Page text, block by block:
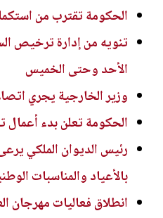
الحكومة تقترب من
تنويه من إدارة ترخيص
الأحد وحتى الخميس
وزير الخارجية يجري
الحكومة تعلن بدء
رئيس الديوان الملكي
بالأعياد والمناسبات
انطلاق فعاليات مهرجان